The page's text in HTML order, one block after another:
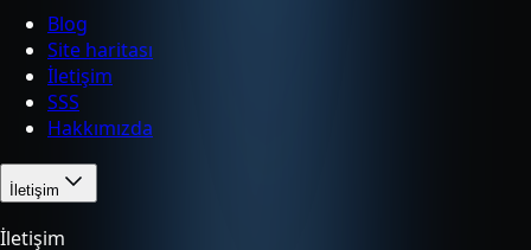
Blog
Site haritası
İletişim
SSS
Hakkımızda
İletişim
İletişim